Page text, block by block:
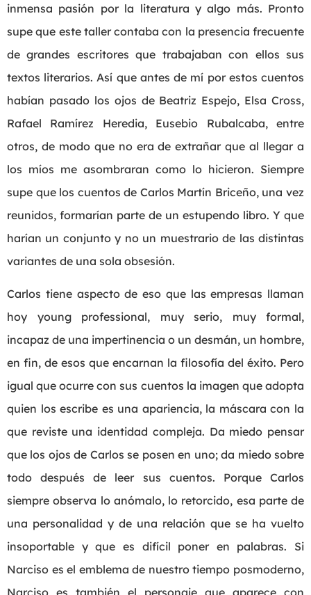
inmensa pasión por la literatura y algo más. Pronto
supe que este taller contaba con la presencia frecuente
de grandes escritores que trabajaban con ellos sus
textos literarios. Así que antes de mí por estos cuentos
habían pasado los ojos de Beatriz Espejo, Elsa Cross,
Rafael Ramírez Heredia, Eusebio Rubalcaba, entre
otros, de modo que no era de extrañar que al llegar a
los míos me asombraran como lo hicieron. Siempre
supe que los cuentos de Carlos Martín Briceño, una vez
reunidos, formarían parte de un estupendo libro. Y que
harían un conjunto y no un muestrario de las distintas
variantes de una sola obsesión.
Carlos tiene aspecto de eso que las empresas llaman
hoy young professional, muy serio, muy formal,
incapaz de una impertinencia o un desmán, un hombre,
en fin, de esos que encarnan la filosofía del éxito. Pero
igual que ocurre con sus cuentos la imagen que adopta
quien los escribe es una apariencia, la máscara con la
que reviste una identidad compleja. Da miedo pensar
que los ojos de Carlos se posen en uno; da miedo sobre
todo después de leer sus cuentos. Porque Carlos
siempre observa lo anómalo, lo retorcido, esa parte de
una personalidad y de una relación que se ha vuelto
insoportable y que es difícil poner en palabras. Si
Narciso es el emblema de nuestro tiempo posmoderno,